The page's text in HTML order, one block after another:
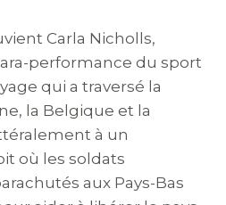
Carla Nicholls,
performance du sport
qui a traversé la
la Belgique et la
à un
où les soldats
aux Pays-Bas